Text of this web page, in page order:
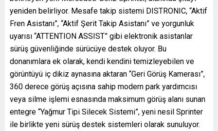
yeniden belirliyor. Mesafe takip sistemi DISTRONIC, “Aktif
Fren Asistanı”, “Aktif Şerit Takip Asistanı” ve yorgunluk
uyarısı “ATTENTION ASSIST” gibi elektronik asistanlar
sürüş güvenliğinde sürücüye destek oluyor. Bu
donanımlara ek olarak, kendi kendini temizleyebilen ve
görüntüyü iç dikiz aynasına aktaran “Geri Görüş Kamerası”,
360 derece görüş açısına sahip modern park yardımcısı
veya silme işlemi esnasında maksimum görüş alanı sunan
entegre “Yağmur Tipi Silecek Sistemi”, yeni nesil Sprinter
ile birlikte yeni sürüş destek sistemleri olarak sunuluyor.